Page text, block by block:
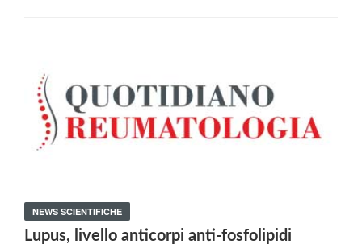
NEWS SCIENTIFICHE
Lupus, livello anticorpi anti-fosfolipidi